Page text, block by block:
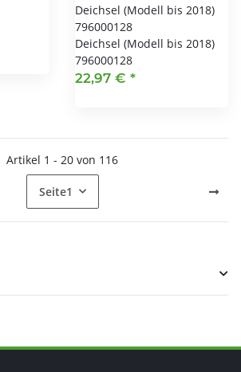
Deichsel (Modell bis 2018)
796000128
Deichsel (Modell bis 2018)
796000128
22,97 € *
Artikel 1 - 20 von 116
Seite1